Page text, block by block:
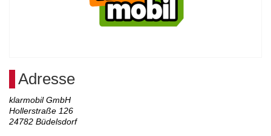
Adresse
klarmobil GmbH
Hollerstraße 126
24782 Büdelsdorf